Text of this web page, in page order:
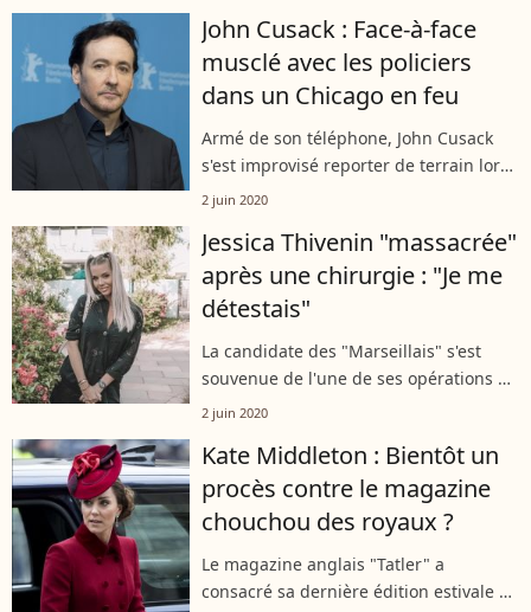
international d'Aya Nakamura. C'est la
seconde...
John Cusack : Face-à-face
musclé avec les policiers
dans un Chicago en feu
Armé de son téléphone, John Cusack
s'est improvisé reporter de terrain lors
d'une virée dans les rues de Chicago ce
causés par les révoltes...
2 juin 2020
Jessica Thivenin "massacrée"
après une chirurgie : "Je me
détestais"
La candidate des "Marseillais" s'est
souvenue de l'une de ses opérations de
chirurgie esthétique qui aurait pu
Jessica Thivenin a évoqué sur
Snapchat,...
2 juin 2020
Kate Middleton : Bientôt un
procès contre le magazine
chouchou des royaux ?
Le magazine anglais "Tatler" a
consacré sa dernière édition estivale à